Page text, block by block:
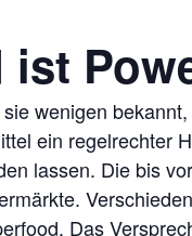
ist
wenigen
ein regelrechter
lassen. Die bis
Das